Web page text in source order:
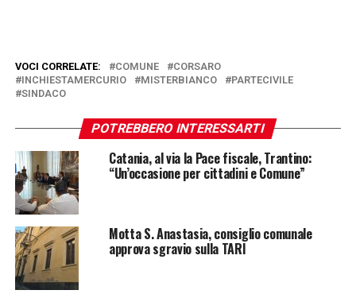
VOCI CORRELATE: COMUNE
CORSARO
INCHIESTAMERCURIO
MISTERBIANCO
PARTECIVILE
SINDACO
POTREBBERO INTERESSARTI
Catania, al via la Pace fiscale, Trantino:
“Un’occasione per cittadini e Comune”
Motta S. Anastasia, consiglio comunale
approva sgravio sulla TARI